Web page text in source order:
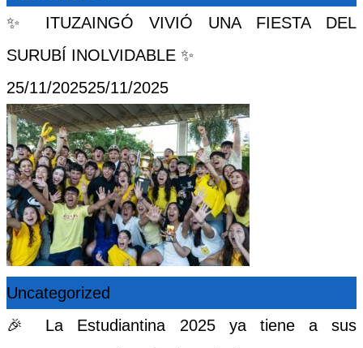
✨ ITUZAINGÓ VIVIÓ UNA FIESTA DEL
SURUBÍ INOLVIDABLE ✨
Posted
on
25/11/202525/11/2025
Uncategorized
🎉 La Estudiantina 2025 ya tiene a sus